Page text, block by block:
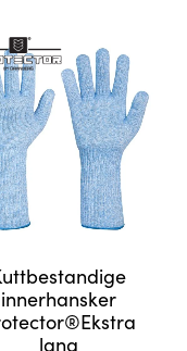
innerhansker
lang